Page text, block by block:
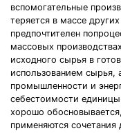
вспомогательные
теряется в массе
предпочтителен
массовых
исходного сырья в
использованием
промышленности и
себестоимости
хорошо
применяются